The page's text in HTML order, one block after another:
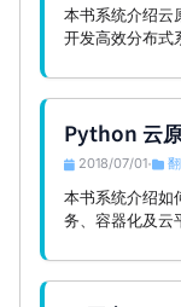
本书系统介绍云
开发高效分布式
Python 云
2018/07/01•
本书系统介绍如
务、容器化及云